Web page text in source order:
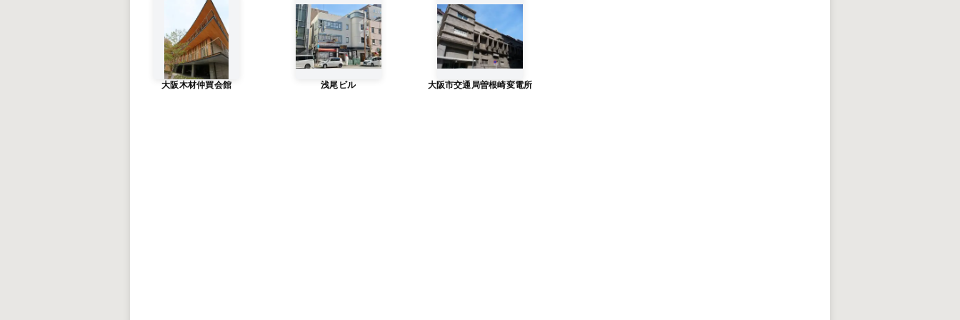
大阪木材仲買会館 浅尾ビル 大阪市交通局曽根崎変電所